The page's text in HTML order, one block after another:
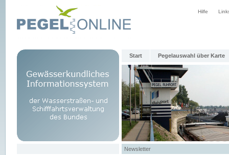
Hilfe
Start Pegelauswahl über Karte
Newsletter